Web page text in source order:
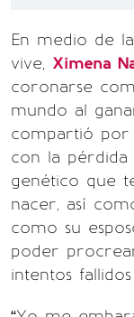
En medio de
vive, Ximena
coronarse
mundo al
compartió por
con la
genético que
nacer, así
como su
poder
intentos